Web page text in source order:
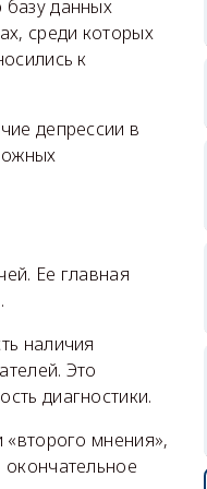
данных
среди которых
к
депрессии в
Ее главная
наличия
Это
диагностики.
«второго мнения»,